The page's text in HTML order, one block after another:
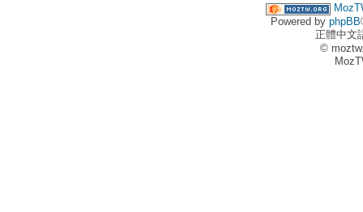
Powered by phpBB
正體中文
©